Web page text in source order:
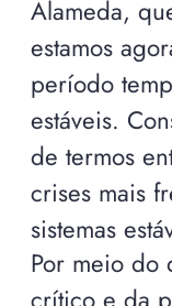
Alameda,
estamos
período
estáveis.
de termos
crises mais
sistemas
Por meio do
crítico e da